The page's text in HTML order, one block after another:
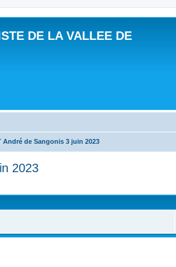
DE LA VALLEE DE
André de Sangonis 3 juin 2023
2023